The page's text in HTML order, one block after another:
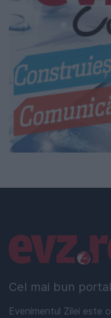
Cel mai bun
Evenimentul Zilei este
Linkuri utile